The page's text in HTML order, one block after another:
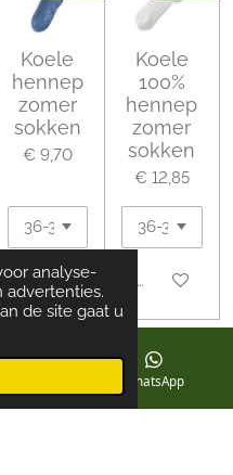
analyse-
de site gaat u
Koele
hennep
zomer
sokken
€ 9,70
In winkelwagen
Koele
100%
hennep
zomer
sokken
€ 12,85
In
WhatsApp